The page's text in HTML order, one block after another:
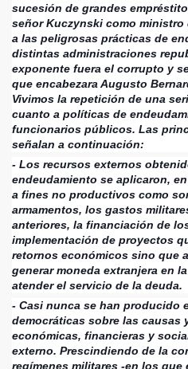
sucesión de grandes
señor Kuczynski como ministro
a las peligrosas prácticas de
distintas administraciones
exponente fuera el corrupto y
que encabezara Augusto
Vivimos la repetición de una
cuanto a políticas de
funcionarios públicos. Las
señalan a continuación:
- Los recursos externos
endeudamiento se aplicaron,
a fines no productivos como
armamentos, los gastos
anteriores, la financiación de
implementación de proyectos
retornos económicos sino que
generar moneda extranjera en
atender el servicio de la deuda.
- Casi nunca se han producido
democráticas sobre las causas
económicas, financieras y
externo. Prescindiendo de la
regímenes militares -en los que